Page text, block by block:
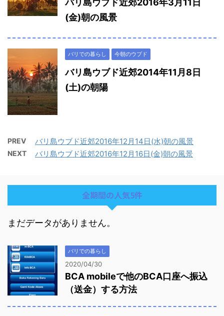
バリ島ウブド近郊2016年3月11日
(金)朝の風景
バリでの暮らし 今朝のウブド
バリ島ウブド近郊2014年11月8日
(土)の朝陽
PREV バリ島ウブド近郊2016年12月14日(水)朝の風景
NEXT バリ島ウブド近郊2016年12月16日(金)朝の風景
全期間の人気5件
まだデータがありません。
バリでの暮らし
2020/04/30
BCA mobileで他のBCA口座へ振込
（送金）する方法